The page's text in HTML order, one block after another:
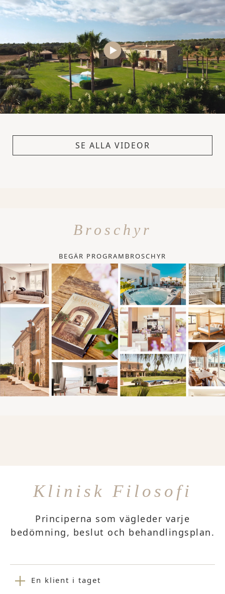
SE ALLA VIDEOR
Broschyr
BEGÄR PROGRAMBROSCHYR
Klinisk Filosofi
Principerna som vägleder varje
bedömning, beslut och behandlingsplan.
En klient i taget